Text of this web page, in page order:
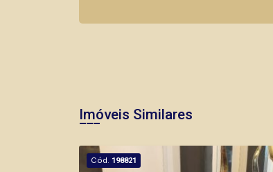
Imóveis Similares
Cód. 198821